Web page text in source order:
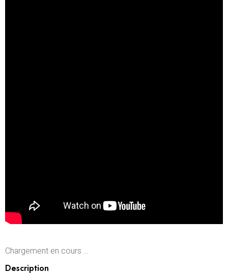
Chargement en cours ...
Description